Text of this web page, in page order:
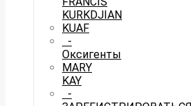
KURKDJIAN
KUAF
-
Оксигенты
MARY
KAY
-